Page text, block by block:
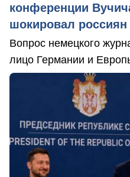
конференции
шокировал россиян
Вопрос немецкого
лицо Германии и